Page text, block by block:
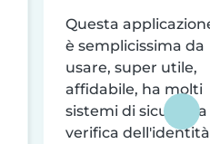
Questa
è semplicissima da
usare, super utile,
affidabile, ha molti
sistemi di sicurezza
verifica dell'identità